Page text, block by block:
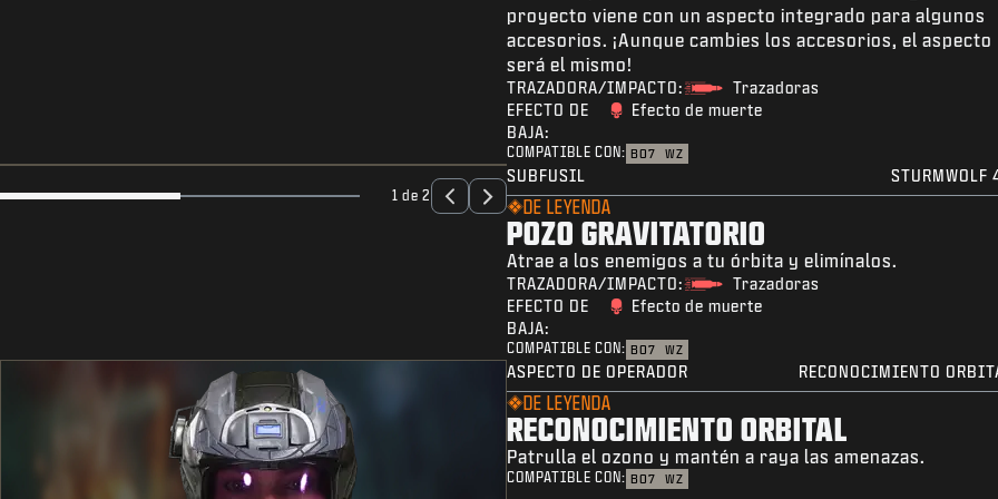
proyecto viene con un aspecto integrado para algunos
accesorios. ¡Aunque cambies los accesorios, el aspecto
será el mismo!
TRAZADORA/IMPACTO:
Trazadoras
EFECTO DE
BAJA:
Efecto de muerte
COMPATIBLE CON: BO7 WZ
1 de 2
SUBFUSIL STURMWOLF
DE LEYENDA
POZO GRAVITATORIO
Atrae a los enemigos a tu órbita y elimínalos.
TRAZADORA/IMPACTO:
Trazadoras
EFECTO DE
BAJA:
Efecto de muerte
COMPATIBLE CON: BO7 WZ
ASPECTO DE OPERADOR RECONOCIMIENTO
DE LEYENDA
RECONOCIMIENTO ORBITAL
Patrulla el ozono y mantén a raya las amenazas.
COMPATIBLE CON: BO7 WZ